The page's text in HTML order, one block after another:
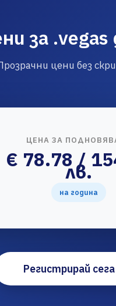
за
цени без
ЦЕНА ЗА
€ 78.78 /
лв.
на година
Регистрирай сега